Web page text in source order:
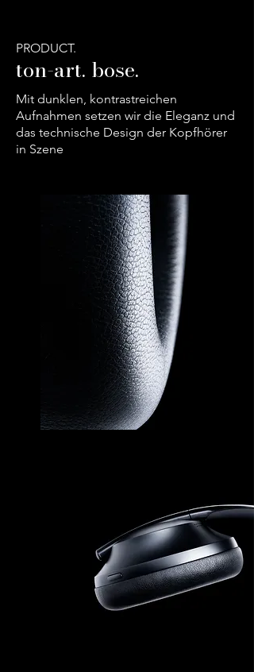
PRODUCT.
ton-art. bose.
Mit dunklen, kontrastreichen
Aufnahmen setzen wir die Eleganz und
das technische Design der Kopfhörer
in Szene